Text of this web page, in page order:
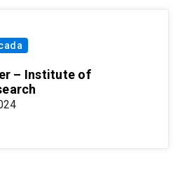
– Institute of